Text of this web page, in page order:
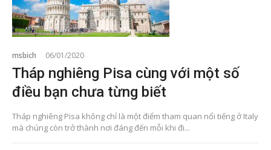
msbich 06/01/2020
Tháp nghiêng Pisa cùng với một số
điều bạn chưa từng biết
Tháp nghiêng Pisa không chỉ là một điểm tham quan nổi tiếng ở Italy
mà chúng còn trở thành nơi đáng đến mỗi khi đi...